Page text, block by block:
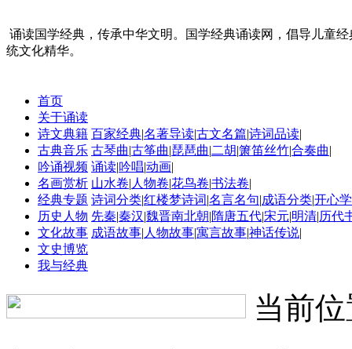
诵读国学经典，传承中华文明。国学经典诵读网，倡导儿童
统文化精华。
首页
关于诵读
诗文典籍 百家经典|名著导读|古文名篇|诗词品读|
古典音乐 古琴曲|古筝曲|琵琶曲|二胡|箫笛丝竹|合奏曲|
吟诵视频 诵读|吟唱|动画|
名画赏析 山水卷| 人物卷|花鸟卷|书法卷|
经典专题 诗词分类|红楼梦诗词|名言名句|成语分类|开心
历史人物 先秦|秦汉|魏晋南北朝|隋唐五代|宋元|明清|历代
文化故事 成语故事| 人物故事|寓言故事|神话传说|
文史博览
我与经典
当前